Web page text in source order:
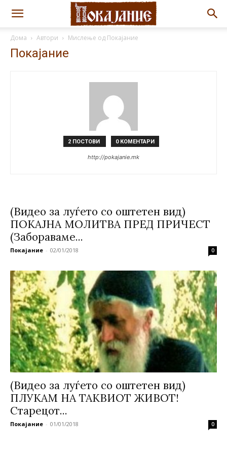
Дома Автори Мислење од Покајание
Покајание
2 ПОСТОВИ 0 КОМЕНТАРИ
http://pokajanie.mk
(Видео за луѓето со оштетен вид)
ПОКАЈНА МОЛИТВА ПРЕД ПРИЧЕСТ
(Забораваме...
Покајание - 02/01/2018 0
(Видео за луѓето со оштетен вид)
ПЛУКАМ НА ТАКВИОТ ЖИВОТ!
Старецот...
Покајание - 01/01/2018 0